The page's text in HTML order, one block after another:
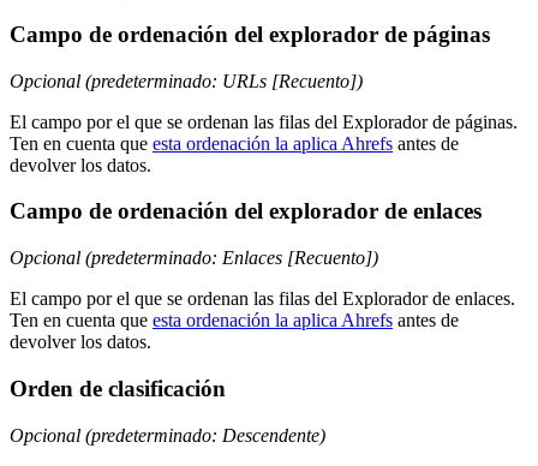
Campo de ordenación del explorador de páginas
Opcional (predeterminado: URLs [Recuento])
El campo por el que se ordenan las filas del Explorador de páginas.
Ten en cuenta que esta ordenación la aplica Ahrefs antes de
devolver los datos.
Campo de ordenación del explorador de enlaces
Opcional (predeterminado: Enlaces [Recuento])
El campo por el que se ordenan las filas del Explorador de enlaces.
Ten en cuenta que esta ordenación la aplica Ahrefs antes de
devolver los datos.
Orden de clasificación
Opcional (predeterminado: Descendente)